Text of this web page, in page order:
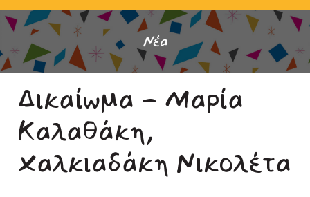
Νέα
Δικαίωμα - Μαρία
Καλαθάκη,
Χαλκιαδάκη Νικολέτα